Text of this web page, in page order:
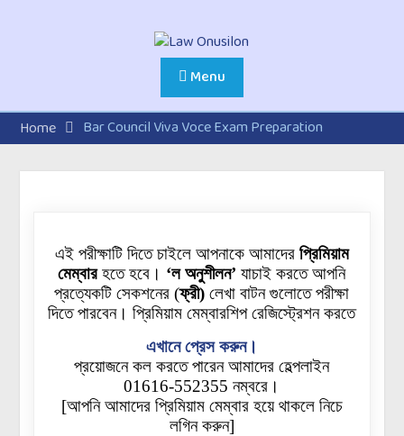
Menu
Home Bar Council Viva Voce Exam Preparation
এই পরীক্ষাটি দিতে চাইলে আপনাকে আমাদের প্রিমিয়াম
মেম্বারহতে হবে। ‘ল অনুশীলন’ যাচাই করতে আপনি
প্রত্যেকটিসেকশনের (ফ্রী) লেখা বাটন গুলোতে পরীক্ষা
দিতে পারবেন। প্রিমিয়াম মেম্বারশিপ রেজিস্ট্রেশন করতে
এখানে প্রেস করুন।
প্রয়োজনে কল করতে পারেন আমাদের হেল্পলাইন
01616-552355 নম্বরে।
[আপনি আমাদের প্রিমিয়াম মেম্বার হয়ে থাকলে নিচে
লগিন করুন]